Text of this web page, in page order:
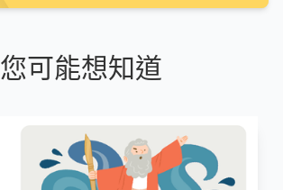
您可能想知道